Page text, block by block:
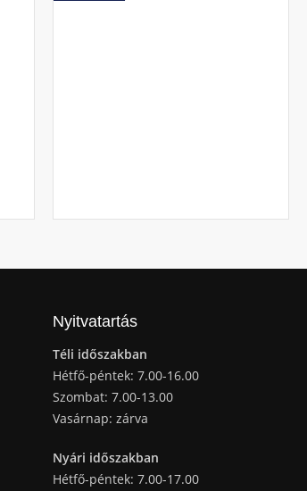
Nyitvatartás
Téli időszakban
Hétfő-péntek: 7.00-16.00
Szombat: 7.00-13.00
Vasárnap: zárva
Nyári időszakban
Hétfő-péntek: 7.00-17.00